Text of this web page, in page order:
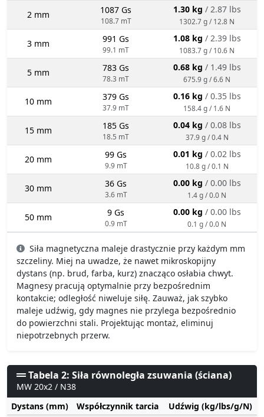
2 mm 1087 Gs
108.7 mT
1.30 kg / 2.87 lbs
1302.7 g / 12.8 N
3 mm 991 Gs
99.1 mT
1.08 kg / 2.39 lbs
1083.7 g / 10.6 N
5 mm 783 Gs
78.3 mT
0.68 kg / 1.49 lbs
675.9 g / 6.6 N
10 mm 379 Gs
37.9 mT
0.16 kg / 0.35 lbs
158.4 g / 1.6 N
15 mm 185 Gs
18.5 mT
0.04 kg / 0.08 lbs
37.9 g / 0.4 N
20 mm 99 Gs
9.9 mT
0.01 kg / 0.02 lbs
10.8 g / 0.1 N
30 mm 36 Gs
3.6 mT
0.00 kg / 0.00 lbs
1.4 g / 0.0 N
50 mm 9 Gs
0.9 mT
0.00 kg / 0.00 lbs
0.1 g / 0.0 N
Siła magnetyczna maleje drastycznie przy każdym mm
szczeliny. Miej na uwadze, że nawet mikroskopijny
dystans (np. brud, farba, kurz) znacząco osłabia chwyt.
Magnesy pracują optymalnie przy bezpośrednim
kontakcie; odległość niweluje siłę. Zauważ, jak szybko
maleje udźwig, gdy magnes nie przylega bezpośrednio
do powierzchni stali. Projektując montaż, eliminuj
niepotrzebnych przerw.
Tabela 2: Siła równoległa zsuwania (ściana)
MW 20x2 / N38
Dystans (mm)
Współczynnik tarcia Udźwig (kg/lbs/g/N)